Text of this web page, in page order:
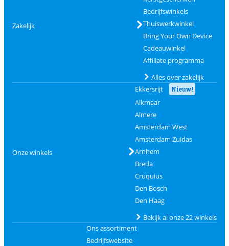
Zakelijk
Bedrijfswinkels
Thuiswerkwinkel
Bring Your Own Device
Cadeauwinkel
Affiliate programma
Alles over zakelijk
Onze winkels
Ekkersrijt Nieuw!
Alkmaar
Almere
Amsterdam West
Amsterdam Zuidas
Arnhem
Breda
Cruquius
Den Bosch
Den Haag
Bekijk al onze 22 winkels
Ons assortiment
Bedrijfswebsite